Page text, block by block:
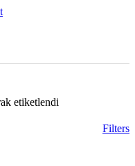
etiketlendi
Filters